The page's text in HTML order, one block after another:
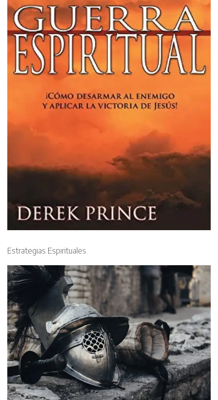
Estrategias Espirituales